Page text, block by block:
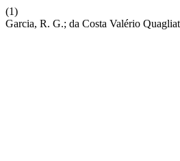
(1)
Garcia, R. G.; da Costa Valério